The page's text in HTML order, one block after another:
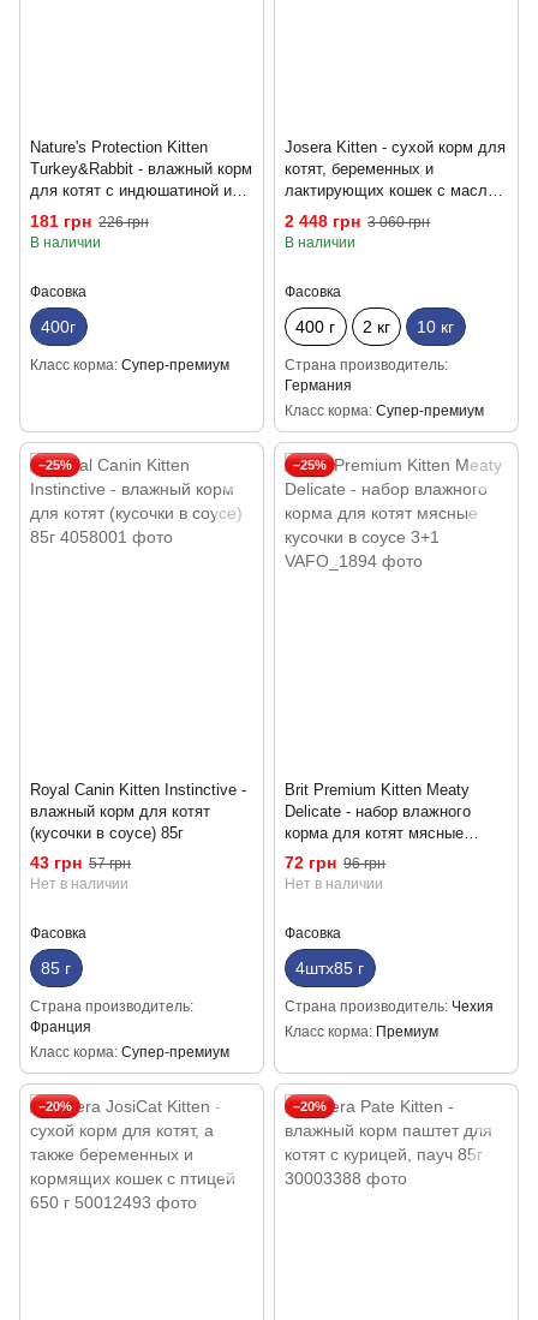
Nature's Protection Kitten
Turkey&Rabbit - влажный корм
для котят с индюшатиной и
крольчатиной 400г
181 грн 226 грн
В наличии
Фасовка
400г
Класс корма Супер-премиум
Josera Kitten - сухой корм для
котят, беременных и
лактирующих кошек с маслом
лосося 10 кг
2 448 грн 3 060 грн
В наличии
Фасовка
400 г 2 кг 10 кг
Страна производитель
Германия
Класс корма Супер-премиум
−25%
Royal Canin Kitten Instinctive -
влажный корм для котят
(кусочки в соусе) 85г
43 грн 57 грн
Нет в наличии
Фасовка
85 г
Страна производитель
Франция
Класс корма Супер-премиум
−25%
Brit Premium Kitten Meaty
Delicate - набор влажного
корма для котят мясные
кусочки в соусе 3+1
72 грн 96 грн
Нет в наличии
Фасовка
4штх85 г
Страна производитель Чехия
Класс корма Премиум
−20% −20%